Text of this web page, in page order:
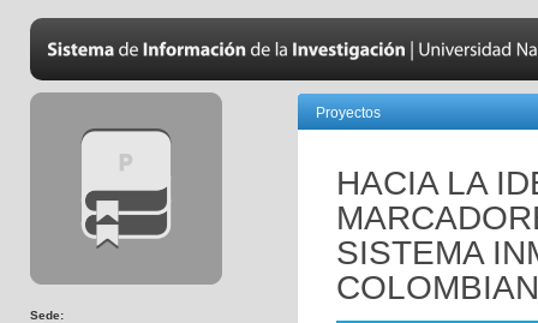
Sede:
Proyectos
HACIA LA
SISTEMA